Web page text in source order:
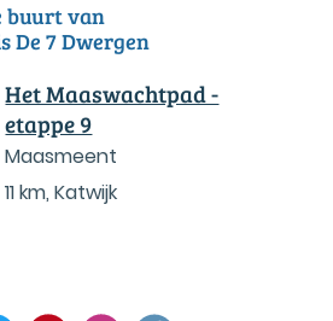
buurt van
De 7 Dwergen
Het Maaswachtpad -
etappe 9
Maasmeent
11 km,Katwijk